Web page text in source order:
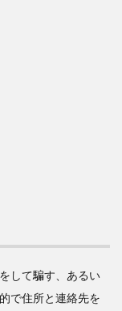
して騙す、あるい
で住所と連絡先を